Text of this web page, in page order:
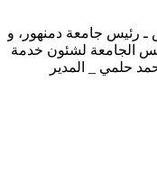
تحت رعاية الأستاذ الدكتور / إلهامي ترابيس ـ رئيس جامعة دمنهور، و
الجامعة لشئون خدمة
حلمي _ المدير